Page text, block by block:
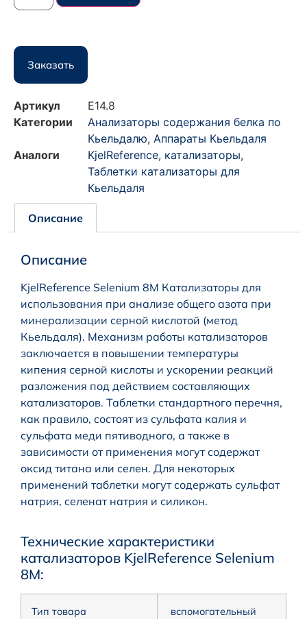
Заказать
Артикул
E14.8
Категории
Анализаторы содержания белка по
Кьельдалю, Аппараты Кьельдаля
Аналоги
KjelReference, катализаторы,
Таблетки катализаторы для
Кьельдаля
Описание
Описание
KjelReference Selenium 8M Катализаторы для
использования при анализе общего азота при
минерализации серной кислотой (метод
Кьельдаля). Механизм работы катализаторов
заключается в повышении температуры
кипения серной кислоты и ускорении реакций
разложения под действием составляющих
катализаторов. Таблетки стандартного перечня,
как правило, состоят из сульфата калия и
сульфата меди пятиводного, а также в
зависимости от применения могут содержат
оксид титана или селен. Для некоторых
применений таблетки могут содержать сульфат
натрия, селенат натрия и силикон.
Технические характеристики
катализаторов KjelReference Selenium
8M:
Тип товара
вспомогательный